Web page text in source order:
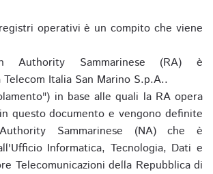
operativi è un compito che viene
Authority Sammarinese (RA) è
Italia San Marino S.p.A..
in base alle quali la RA opera
questo documento e vengono definite
Sammarinese (NA) che è
Informatica, Tecnologia, Dati e
Telecomunicazioni della Repubblica di